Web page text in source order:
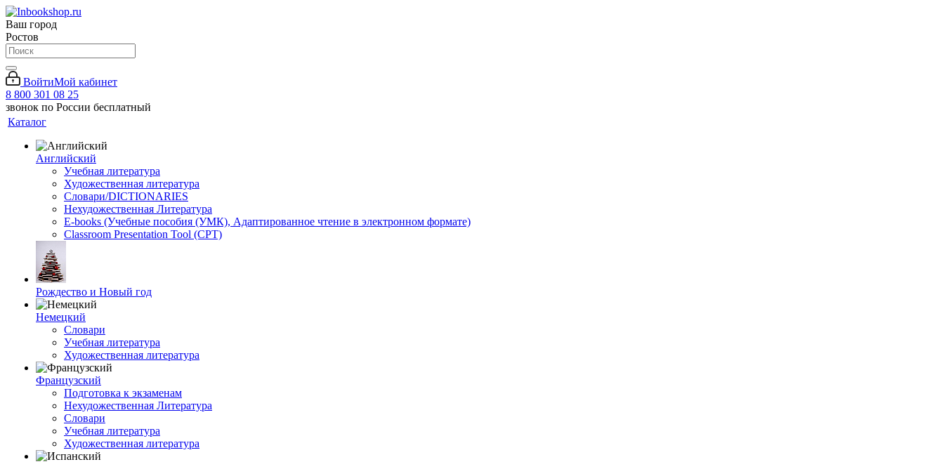
Ваш город
Ростов
ВойтиМой кабинет
8 800 301 08 25
звонок по России бесплатный
Каталог
Английский
Учебная литература
Художественная литература
Словари/DICTIONARIES
Нехудожественная Литература
E-books (Учебные пособия (УМК), Адаптированное чтение в электронном формате)
Classroom Presentation Tool (CPT)
Рождество и Новый год
Немецкий
Словари
Учебная литература
Художественная литература
Французский
Подготовка к экзаменам
Нехудожественная Литература
Словари
Учебная литература
Художественная литература